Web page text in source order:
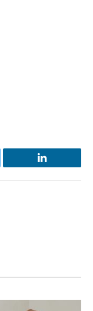
LinkedIn